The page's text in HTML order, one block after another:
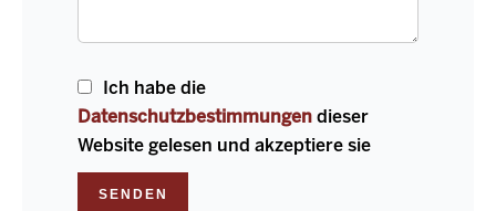
Ich habe die
Datenschutzbestimmungen dieser
Website gelesen und akzeptiere sie
SENDEN